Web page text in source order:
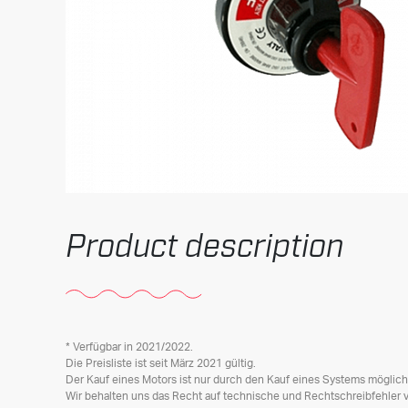
Product description
* Verfügbar in 2021/2022.
Die Preisliste ist seit März 2021 gültig.
Der Kauf eines Motors ist nur durch den Kauf eines Systems möglich.
Wir behalten uns das Recht auf technische und Rechtschreibfehler